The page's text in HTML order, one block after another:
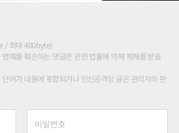
/ 최대 400byte)
예를 훼손하는 댓글은 관련 법률에 의해 제재를 받을
어가 내용에 포함되거나 인신공격성 글은 관리자의 판